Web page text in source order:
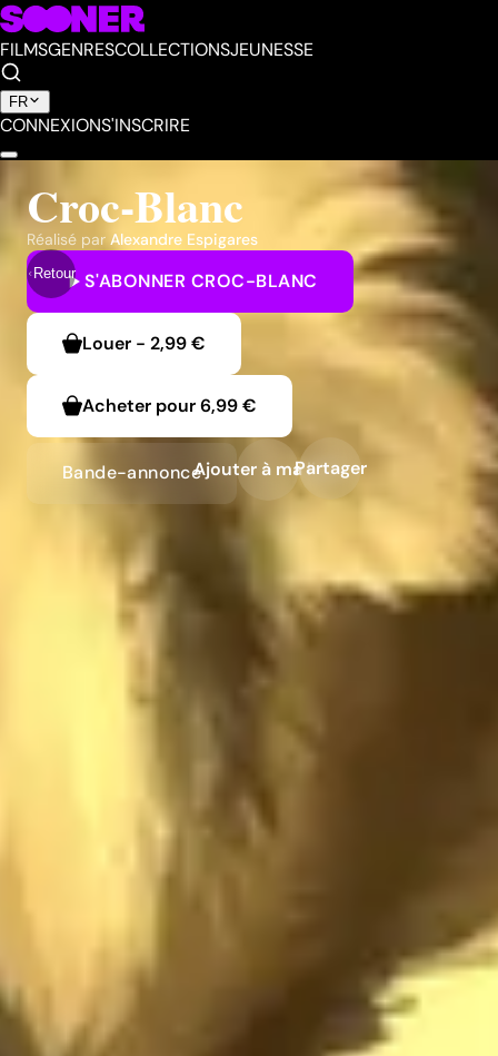
FILMSGENRESCOLLECTIONSJEUNESSE
FR
CONNEXIONS'INSCRIRE
Retour
Croc-Blanc
Réalisé par Alexandre Espigares
S'ABONNER CROC-BLANC
Louer - 2,99 €
Acheter pour6,99 €
Bande-annonceAjouter à ma liste
Partager